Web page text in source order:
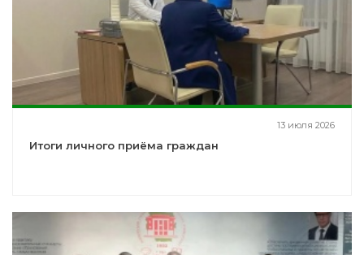
13 июля 2026
Итоги личного приёма граждан